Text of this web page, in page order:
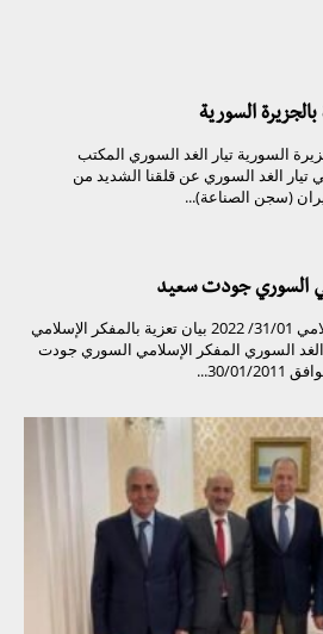
السورية
السورية تيار الغد السوري المكتب
02/2022 نعرب في تيار الغد السوري عن قلقنا الشديد من
(سجن الصناعة)...
السوري جودت سعيد
تيار الغد السوري المكتب الإعلامي 31/01/ 2022 بيان تعزية بالمفكر الإسلامي
السوري المفكر الإسلامي السوري جودت